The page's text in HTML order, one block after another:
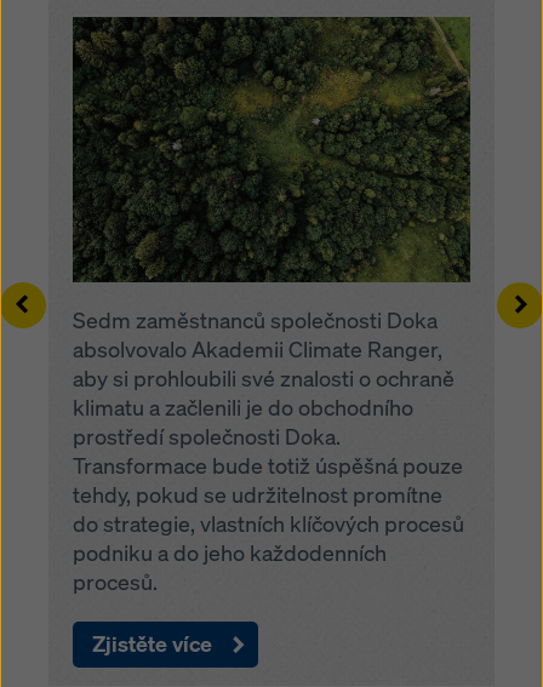
Sedm zaměstnanců společnosti Doka
absolvovalo Akademii Climate Ranger,
aby si prohloubili své znalosti o ochraně
klimatu a začlenili je do obchodního
prostředí společnosti Doka.
Transformace bude totiž úspěšná pouze
tehdy, pokud se udržitelnost promítne
do strategie, vlastních klíčových procesů
podniku a do jeho každodenních
procesů.
Zjistěte více
Left